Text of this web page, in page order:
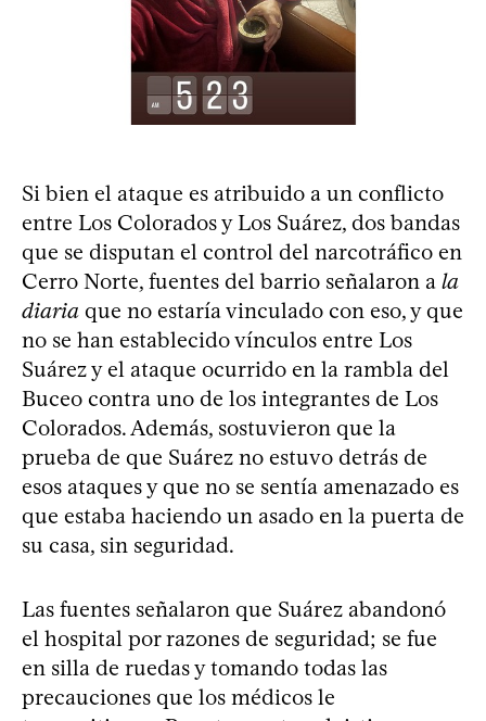
Si bien el ataque es atribuido a un conflicto
entre Los Colorados y Los Suárez, dos bandas
que se disputan el control del narcotráfico en
Cerro Norte, fuentes del barrio señalaron a la
diaria que no estaría vinculado con eso, y que
no se han establecido vínculos entre Los
Suárez y el ataque ocurrido en la rambla del
Buceo contra uno de los integrantes de Los
Colorados. Además, sostuvieron que la
prueba de que Suárez no estuvo detrás de
esos ataques y que no se sentía amenazado es
que estaba haciendo un asado en la puerta de
su casa, sin seguridad.
Las fuentes señalaron que Suárez abandonó
el hospital por razones de seguridad; se fue
en silla de ruedas y tomando todas las
precauciones que los médicos le